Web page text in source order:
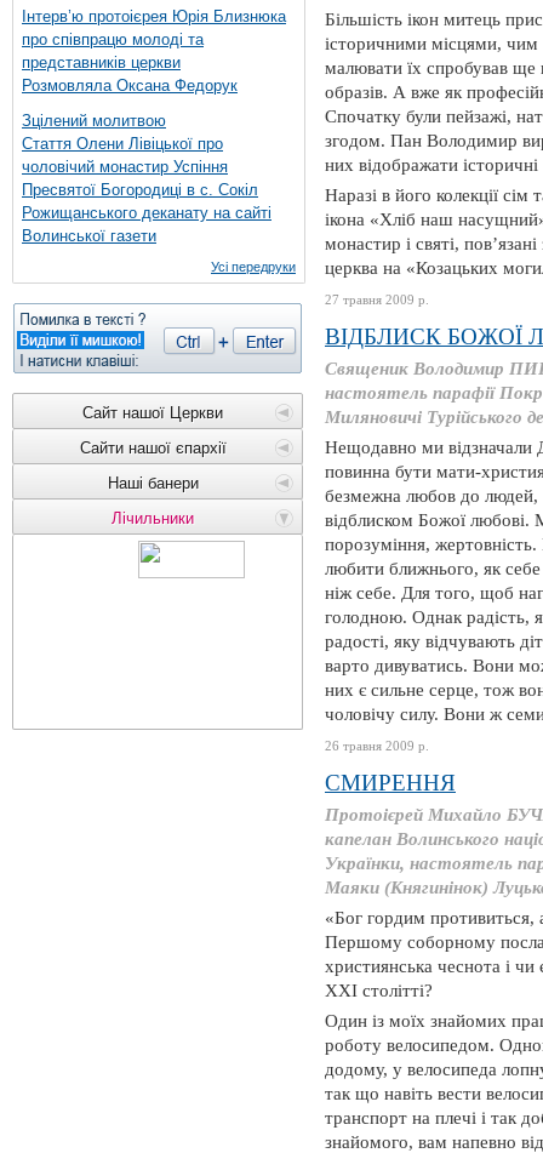
Інтерв’ю протоієрея Юрія Близнюка
про співпрацю молоді та
представників церкви
Розмовляла Оксана Федорук
Зцілений молитвою
Стаття Олени Лівіцької про
чоловічий монастир Успіння
Пресвятої Богородиці в с. Сокіл
Рожищанського деканату на сайті
Волинської газети
Усі передруки
Сайт нашої Церкви
Сайти нашої єпархії
Наші банери
Лічильники
Більшість ікон митець
історичними місцями,
малювати їх спробував ще
образів. А вже як
Спочатку були пейзажі,
згодом. Пан Володимир
них відображати
Наразі в його колекції сім
ікона «Хліб наш
монастир і святі,
церква на «Козацьких
27 травня 2009 р.
ВІДБЛИСК БОЖОЇ
Священик Володимир
настоятель парафії
Миляновичі Турійського
Нещодавно ми відзначали
повинна бути мати-
безмежна любов до людей,
відблиском Божої любові.
порозуміння,
любити ближнього, як
ніж себе. Для того, щоб
голодною. Однак радість,
радості, яку відчувають
варто дивуватись. Вони
них є сильне серце, тож
чоловічу силу. Вони ж
26 травня 2009 р.
СМИРЕННЯ
Протоієрей Михайло
капелан Волинського
Українки, настоятель
Маяки (Княгинінок)
«Бог гордим противиться,
Першому соборному
християнська чеснота і
XXI столітті?
Один із моїх знайомих
роботу велосипедом.
додому, у велосипеда
так що навіть вести
транспорт на плечі і так
знайомого, вам напевно